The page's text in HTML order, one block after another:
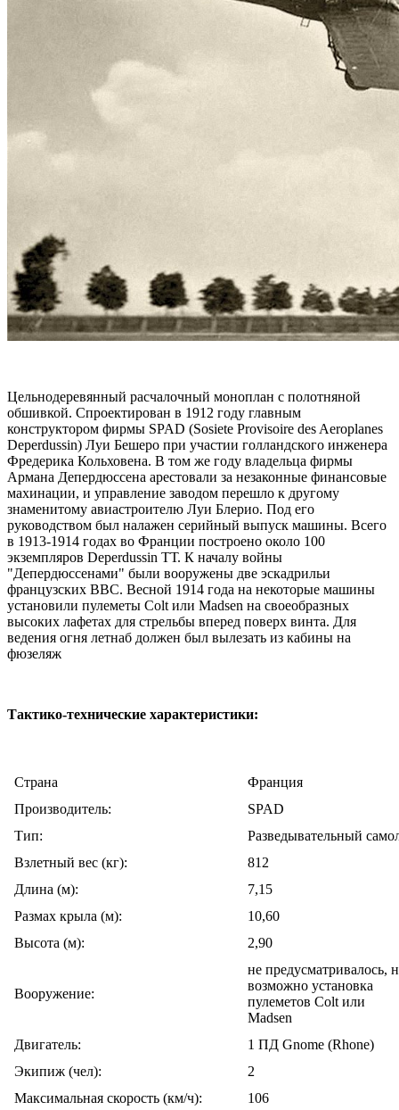
Цельнодеревянный расчалочный моноплан с полотняной
обшивкой. Спроектирован в 1912 году главным
конструктором фирмы SPAD (Sosiete Provisoire des Aeroplanes
Deperdussin) Луи Бешеро при участии голландского инженера
Фредерика Кольховена. В том же году владельца фирмы
Армана Депердюссена арестовали за незаконные финансовые
махинации, и управление заводом перешло к другому
знаменитому авиастроителю Луи Блерио. Под его
руководством был налажен серийный выпуск машины. Всего
в 1913-1914 годах во Франции построено около 100
экземпляров Deperdussin ТТ. К началу войны
"Депердюссенами" были вооружены две эскадрильи
французских ВВС. Весной 1914 года на некоторые машины
установили пулеметы Colt или Madsen на своеобразных
высоких лафетах для стрельбы вперед поверх винта. Для
ведения огня летнаб должен был вылезать из кабины на
фюзеляж
Тактико-технические характеристики:
Cтрана
Франция
Производитель:
SPAD
Тип:
Разведывательный
Взлетный вес (кг):
812
Длина (м):
7,15
Размах крыла (м):
10,60
Высота (м):
2,90
Вооружение:
не предусматривалось,
возможно установка
пулеметов Colt или
Madsen
Двигатель:
1 ПД Gnome (Rhone)
Экипиж (чел):
2
Максимальная скорость (км/ч):
106